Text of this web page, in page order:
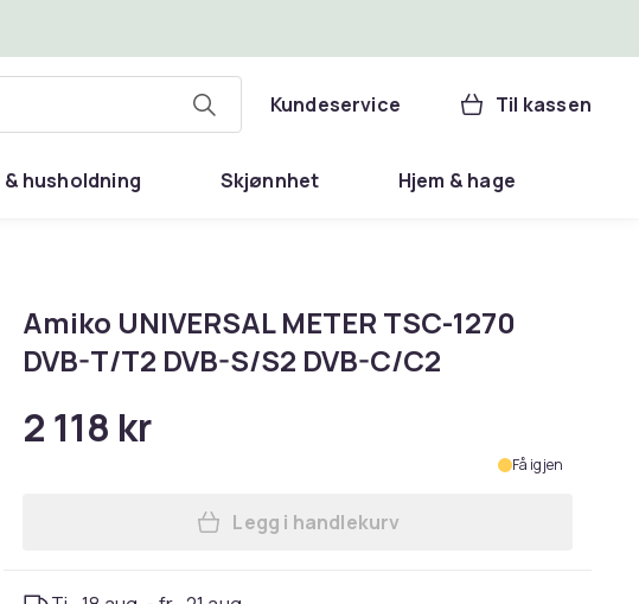
Kundeservice Til kassen
& husholdning Skjønnhet Hjem & hage
Amiko UNIVERSAL METER TSC-1270
DVB-T/T2 DVB-S/S2 DVB-C/C2
2 118 kr
Få igjen
Legg Amiko UNIVERSAL METER
Legg i handlekurv